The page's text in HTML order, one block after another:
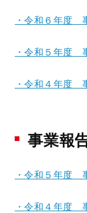
・令和６年度
・令和５年度
・令和４年度
事業報
・令和５年度
・令和４年度